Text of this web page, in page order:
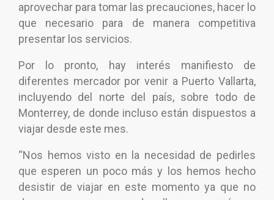
aprovechar para tomar las precauciones, hacer lo
que necesario para de manera competitiva
presentar los servicios.
Por lo pronto, hay interés manifiesto de
diferentes mercador por venir a Puerto Vallarta,
incluyendo del norte del país, sobre todo de
Monterrey, de donde incluso están dispuestos a
viajar desde este mes.
“Nos hemos visto en la necesidad de pedirles
que esperen un poco más y los hemos hecho
desistir de viajar en este momento ya que no